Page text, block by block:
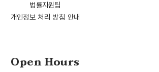
법률지원팀
개인정보 처리 방침 안내
Open Hours